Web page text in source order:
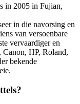
in 2005 in Fujian,
in die navorsing en
van versoenbare
vervaardiger en
HP, Roland,
bekende